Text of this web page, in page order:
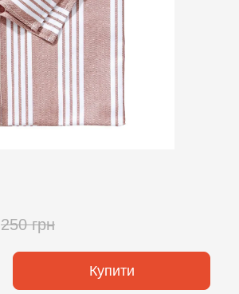
250 грн
Купити